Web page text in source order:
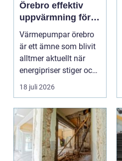
Örebro effektiv
uppvärmning för
hus och
fastigheter
Värmepumpar örebro
är ett ämne som blivit
alltmer aktuellt när
energipriser stiger och
fler vill sän...
18 juli 2026